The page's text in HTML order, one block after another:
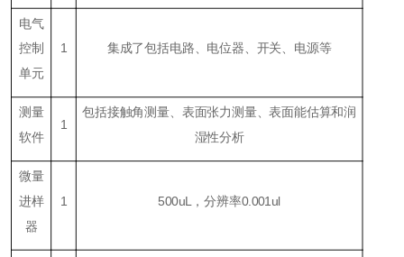
电气
控制
单元
1 集成了包括电路、电位器、开关、电源等
测量
软件
1
包括接触角测量、表面张力测量、表面能估算和润
湿性分析
微量
进样
器
1 500uL，分辨率0.001ul